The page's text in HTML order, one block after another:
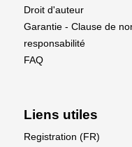
Droit d'auteur
Garantie - Clause de
responsabilité
FAQ
Liens utiles
Registration (FR)